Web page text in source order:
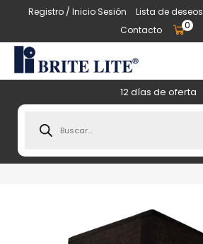
Registro / Inicio Sesión Lista de deseos
Contacto
0
12 días de oferta
search